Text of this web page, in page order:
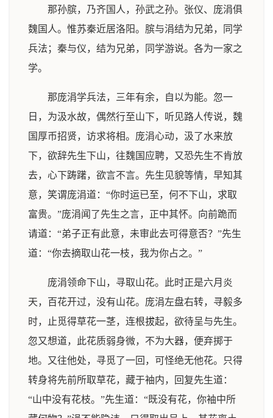
那孙膑，乃齐国人，孙武之孙。张仪、庞涓俱
魏国人。惟苏秦近居洛阳。膑与涓结为兄弟，同学
兵法；秦与仪，结为兄弟，同学游说。各为一家之
学。
那庞涓学兵法，三年有余，自以为能。忽一
日，为汲水故，偶然行至山下，听见路人传说，魏
国厚币招贤，访求将相。庞涓心动，汲了水来放
下，欲辞先生下山，往魏国应聘，又恐先生不肯放
去，心下踌躇，欲言不言。先生见貌等情，早知其
意，笑谓庞涓道：“你时运已至，何不下山，求取
富贵。”庞涓闻了先生之言，正中其怀。向前跪而
请道：“弟子正有此意，未审此去可得意否？”先生
道：“你去摘取山花一枝，我为你占之。”
庞涓领命下山，寻取山花。此时正是六月炎
天，百花开过，没有山花。庞涓左盘右转，寻毅多
时，止觅得草花一茎，连根拔起，欲待呈与先生。
忽又想道，此花质弱身微，不为大器，便弃掷于
地。又往他处，寻觅了一回，可怪绝无他花。只得
转身将先前所取草花，藏于袖内，回复先生道：
“山中没有花枝。”先生道：“既没有花，你袖中所